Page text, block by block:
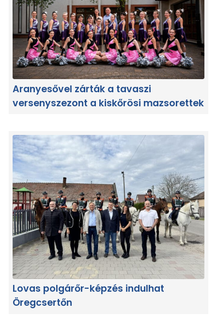
Aranyesővel zárták a tavaszi
versenyszezont a kiskőrösi mazsorettek
Lovas polgárőr-képzés indulhat
Öregcsertőn